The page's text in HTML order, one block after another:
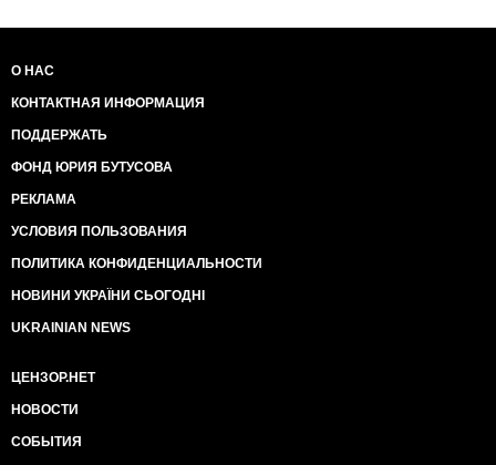
О НАС
КОНТАКТНАЯ ИНФОРМАЦИЯ
ПОДДЕРЖАТЬ
ФОНД ЮРИЯ БУТУСОВА
РЕКЛАМА
УСЛОВИЯ ПОЛЬЗОВАНИЯ
ПОЛИТИКА КОНФИДЕНЦИАЛЬНОСТИ
НОВИНИ УКРАЇНИ СЬОГОДНІ
UKRAINIAN NEWS
ЦЕНЗОР.НЕТ
НОВОСТИ
СОБЫТИЯ